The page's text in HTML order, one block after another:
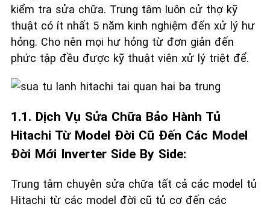
kiểm tra sửa chữa. Trung tâm luôn cử thợ kỹ
thuật có ít nhất 5 năm kinh nghiệm đến xử lý hư
hỏng. Cho nên mọi hư hỏng từ đơn giản đến
phức tập đều được kỹ thuật viên xử lý triệt để.
1.1. Dịch Vụ Sửa Chữa Bảo Hành Tủ
Hitachi Từ Model Đời Cũ Đến Các Model
Đời Mới Inverter Side By Side:
Trung tâm chuyên sửa chữa tất cả các model tủ
Hitachi từ các model đời cũ tủ cơ đến các